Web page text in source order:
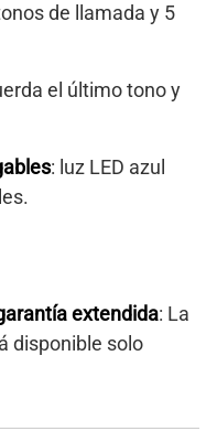
de llamada y 5
el último tono y
: luz LED azul
extendida: La
disponible solo